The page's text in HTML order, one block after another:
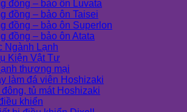
đồng – bảo ôn Luvata
đồng – bảo ôn Taisei
đồng – bảo ôn Superlon
đồng – bảo ôn Atata
Ngành Lạnh
Kiện Vật Tư
thương mại
làm đá viên Hoshizaki
tủ mát Hoshizaki
khiển